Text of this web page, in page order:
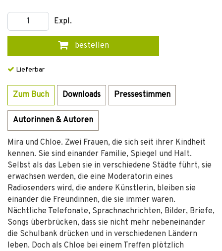
Expl.
bestellen
Lieferbar
Zum Buch Downloads Pressestimmen
Autorinnen & Autoren
Mira und Chloe. Zwei Frauen, die sich seit ihrer Kindheit
kennen. Sie sind einander Familie, Spiegel und Halt.
Selbst als das Leben sie in verschiedene Städte führt, sie
erwachsen werden, die eine Moderatorin eines
Radiosenders wird, die andere Künstlerin, bleiben sie
einander die Freundinnen, die sie immer waren.
Nächtliche Telefonate, Sprachnachrichten, Bilder, Briefe,
Songs überbrücken, dass sie nicht mehr nebeneinander
die Schulbank drücken und in verschiedenen Ländern
leben. Doch als Chloe bei einem Treffen plötzlich